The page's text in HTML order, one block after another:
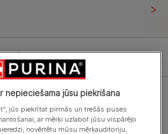
Filter
nepieciešama jūsu piekrišana
jūs piekrītat pirmās un trešās puses
ar mērķi uzlabot jūsu vispārējo
novērtētu mūsu mērķauditoriju,